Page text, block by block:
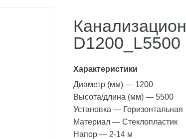
D1200_L5500
Характеристики
Диаметр (мм) — 1200
Высота/длина (мм) — 5500
Установка — Горизонтальная
Материал — Стеклопластик
Напор — 2-14 м